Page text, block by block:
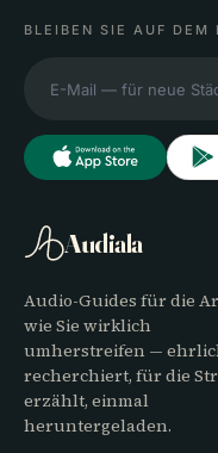
BLEIBEN SIE AUF DEM
Audiala
Audio-Guides für die
wie Sie wirklich
umherstreifen —
recherchiert, für die
erzählt, einmal
heruntergeladen.